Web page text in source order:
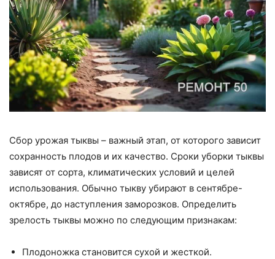
Сбор урожая тыквы – важный этап, от которого зависит
сохранность плодов и их качество. Сроки уборки тыквы
зависят от сорта, климатических условий и целей
использования. Обычно тыкву убирают в сентябре-
октябре, до наступления заморозков. Определить
зрелость тыквы можно по следующим признакам:
Плодоножка становится сухой и жесткой.